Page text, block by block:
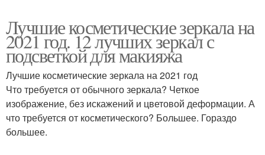
Лучшие косметические зеркала на
2021 год. 12 лучших зеркал с
подсветкой для макияжа
Лучшие косметические зеркала на 2021 год
Что требуется от обычного зеркала? Четкое
изображение, без искажений и цветовой деформации. А
что требуется от косметического? Большее. Гораздо
большее.